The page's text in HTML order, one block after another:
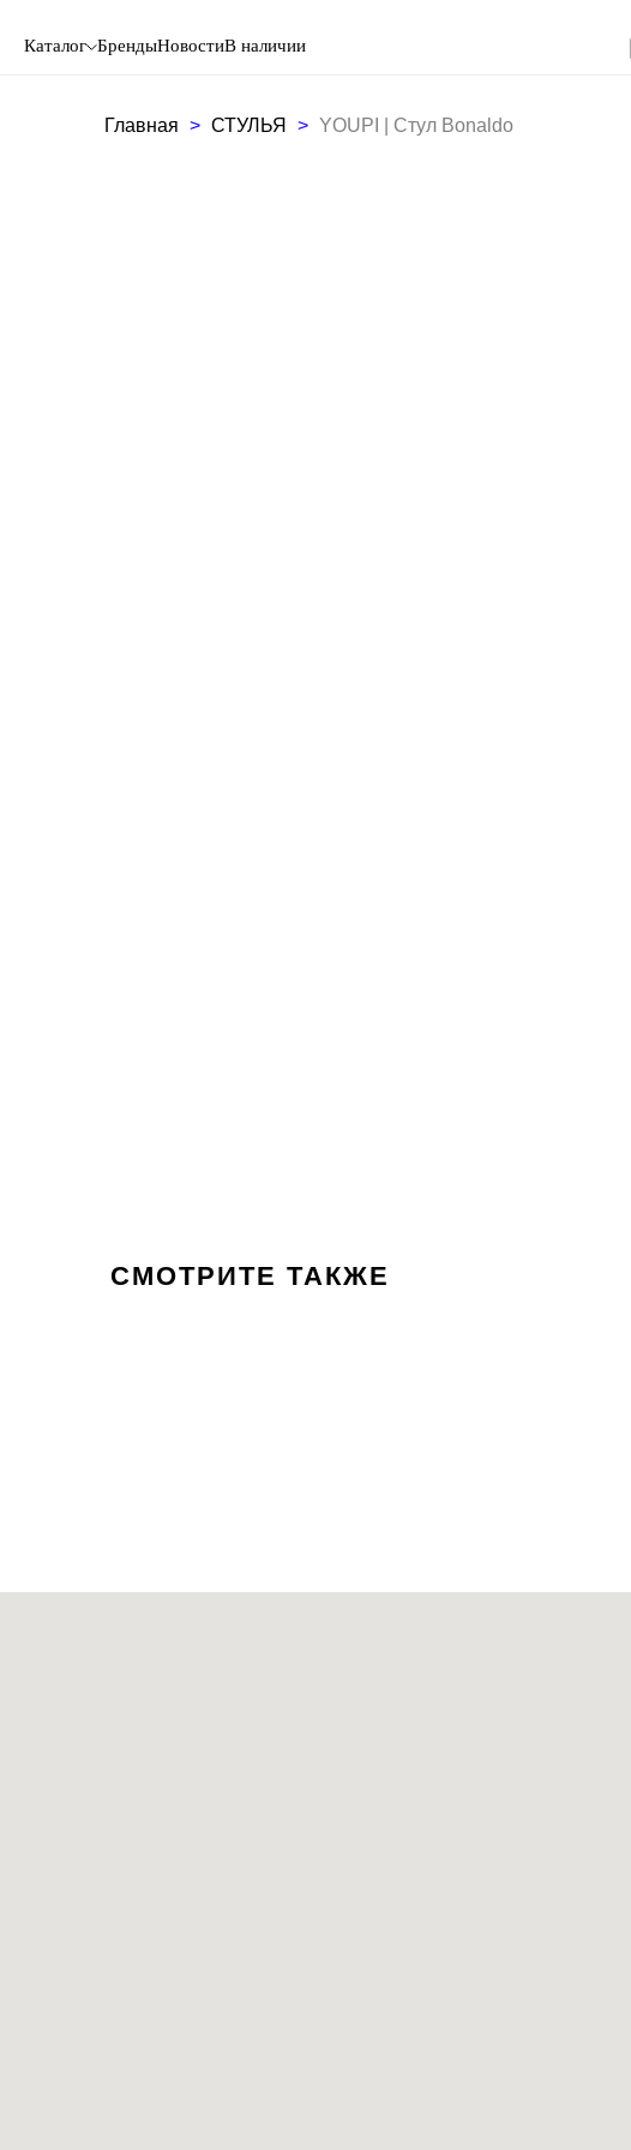
Каталог БрендыНовостиВ наличии
Главная СТУЛЬЯ YOUPI | Стул Bonaldo
СМОТРИТЕ ТАКЖЕ